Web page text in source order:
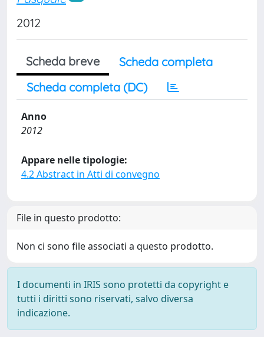
2012
Scheda breve
Scheda completa
Scheda completa (DC)
Anno
2012
Appare nelle tipologie:
4.2 Abstract in Atti di convegno
File in questo prodotto:
Non ci sono file associati a questo prodotto.
I documenti in IRIS sono protetti da copyright e
tutti i diritti sono riservati, salvo diversa
indicazione.